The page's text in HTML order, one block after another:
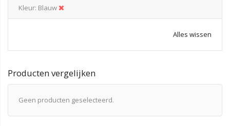
Kleur Blauw
Alles wissen
Producten vergelijken
Geen producten geselecteerd.